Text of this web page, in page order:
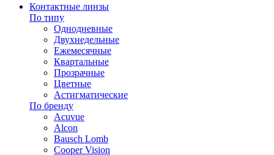
Контактные линзы
По типу
Однодневные
Двухнедельные
Ежемесячные
Квартальные
Прозрачные
Цветные
Астигматические
По бренду
Acuvue
Alcon
Bausch Lomb
Cooper Vision